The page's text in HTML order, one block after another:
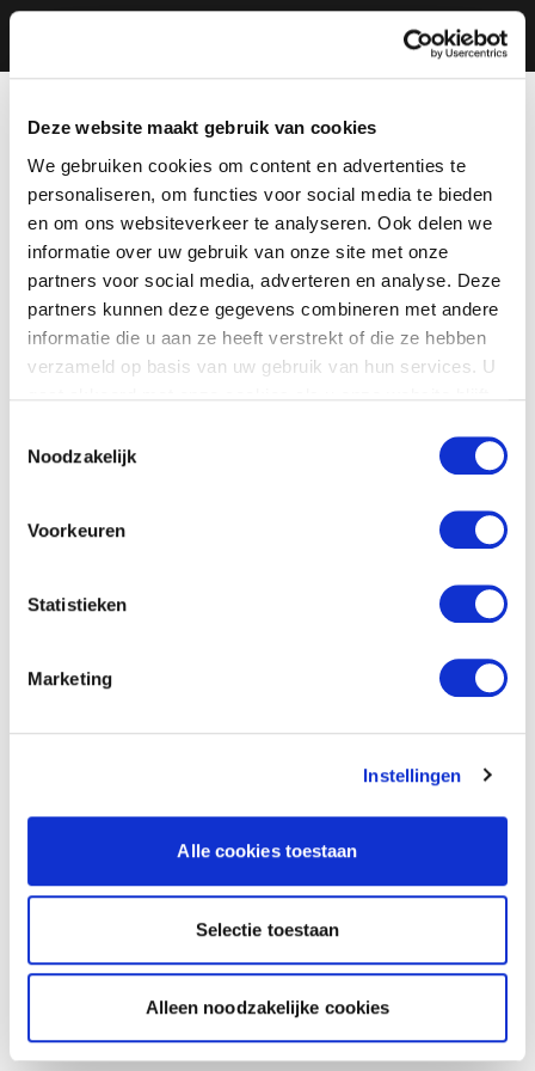
Deze website maakt gebruik van cookies
We gebruiken cookies om content en advertenties te
personaliseren, om functies voor social media te bieden
en om ons websiteverkeer te analyseren. Ook delen we
informatie over uw gebruik van onze site met onze
partners voor social media, adverteren en analyse. Deze
partners kunnen deze gegevens combineren met andere
informatie die u aan ze heeft verstrekt of die ze hebben
verzameld op basis van uw gebruik van hun services. U
Noodzakelijk
Voorkeuren
Statistieken
Marketing
Instellingen
Alle cookies toestaan
Selectie toestaan
Alleen noodzakelijke cookies